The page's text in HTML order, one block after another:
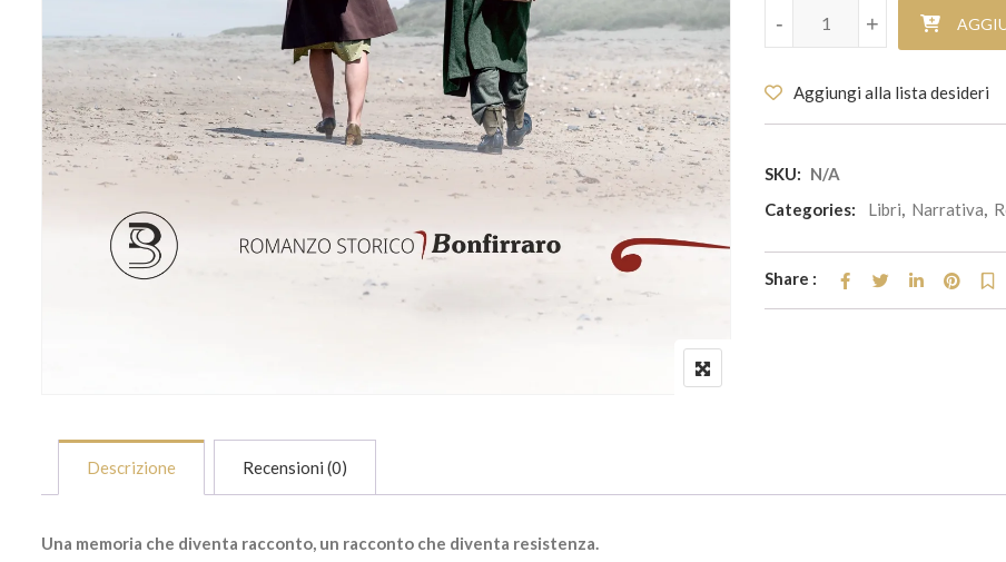
In marcia per la libertà quantità
+
- +
-
Aggiungi alla lista desideri
SKU: N/A
Categories:
Libri, Narrativa,
Share :
Descrizione Recensioni (0)
Una memoria che diventa racconto, un racconto che diventa resistenza.